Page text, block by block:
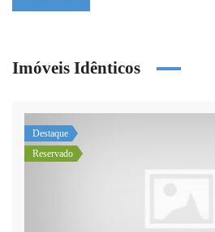
Imóveis Idênticos
Destaque
Reservado